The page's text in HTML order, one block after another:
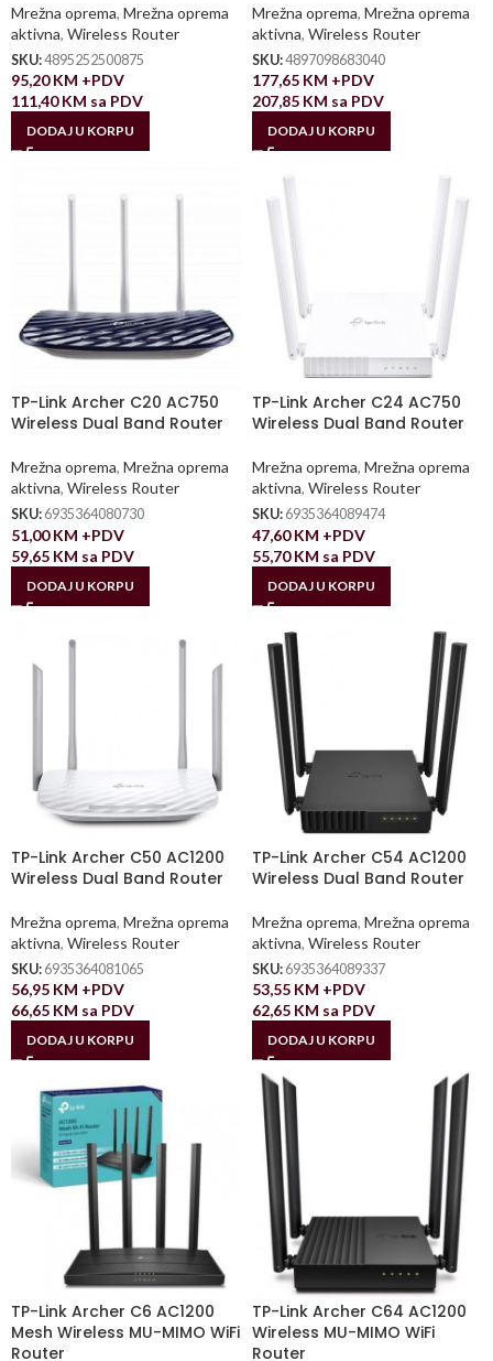
Mrežna oprema, Mrežna oprema
aktivna, Wireless Router
SKU:4895252500875
95,20KM +PDV
111,40KM sa PDV
DODAJ U KORPU
Mrežna oprema, Mrežna oprema
aktivna, Wireless Router
SKU:4897098683040
177,65 KM +PDV
207,85 KM sa PDV
DODAJ U KORPU
TP-Link Archer C20 AC750
Wireless Dual Band Router
Mrežna oprema, Mrežna oprema
aktivna, Wireless Router
SKU: 6935364080730
51,00KM +PDV
59,65 KM sa PDV
DODAJ U KORPU
TP-Link Archer C24 AC750
Wireless Dual Band Router
Mrežna oprema, Mrežna oprema
aktivna, Wireless Router
SKU: 6935364089474
47,60KM +PDV
55,70KM sa PDV
DODAJ U KORPU
TP-Link Archer C50 AC1200
Wireless Dual Band Router
Mrežna oprema, Mrežna oprema
aktivna, Wireless Router
SKU: 6935364081065
56,95 KM +PDV
66,65 KM sa PDV
DODAJ U KORPU
TP-Link Archer C54 AC1200
Wireless Dual Band Router
Mrežna oprema, Mrežna oprema
aktivna, Wireless Router
SKU: 6935364089337
53,55 KM +PDV
62,65 KM sa PDV
DODAJ U KORPU
TP-Link Archer C6 AC1200
Mesh Wireless MU-MIMO WiFi
Router
TP-Link Archer C64 AC1200
Wireless MU-MIMO WiFi
Router